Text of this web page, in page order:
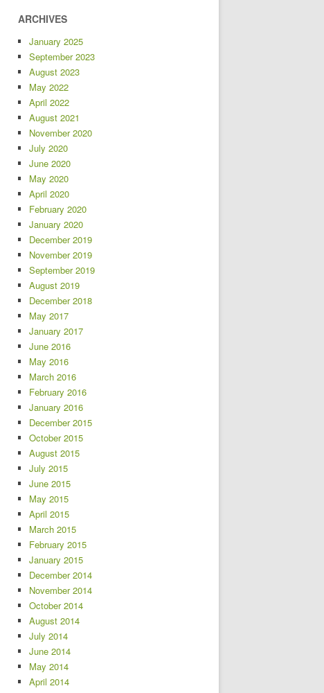
ARCHIVES
January 2025
September 2023
August 2023
May 2022
April 2022
August 2021
November 2020
July 2020
June 2020
May 2020
April 2020
February 2020
January 2020
December 2019
November 2019
September 2019
August 2019
December 2018
May 2017
January 2017
June 2016
May 2016
March 2016
February 2016
January 2016
December 2015
October 2015
August 2015
July 2015
June 2015
May 2015
April 2015
March 2015
February 2015
January 2015
December 2014
November 2014
October 2014
August 2014
July 2014
June 2014
May 2014
April 2014